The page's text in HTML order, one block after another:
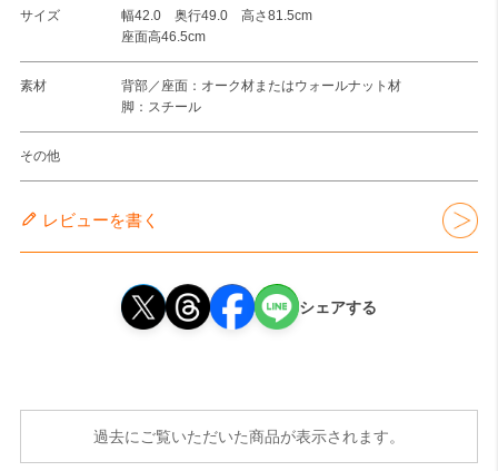
サイズ
幅42.0 奥行49.0 高さ81.5cm
座面高46.5cm
素材
背部／座面：オーク材またはウォールナット材
脚：スチール
その他
レビューを書く
シェアする
過去にご覧いただいた商品が表示されます。